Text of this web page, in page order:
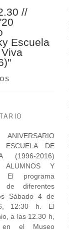
//
Escuela
ESCUELA DE
(1996-2016)
ALUMNOS Y
El programa
de diferentes
Sábado 4 de
12:30 h. El
a las 12.30 h,
en el Museo